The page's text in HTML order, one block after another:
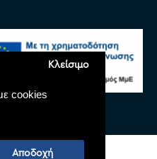
cookies
Κλείσιμο
Αποδοχή
All Rights Reserved